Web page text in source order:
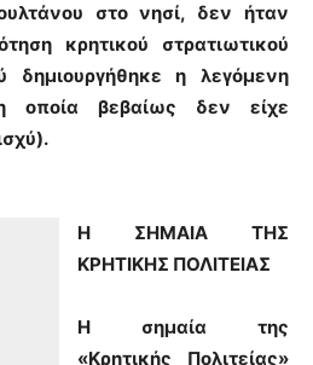
στο νησί, δεν ήταν
κρητικού στρατιωτικού
δημιουργήθηκε η λεγόμενη
οποία βεβαίως δεν είχε
Η ΣΗΜΑΙΑ ΤΗΣ
ΚΡΗΤΙΚΗΣ ΠΟΛΙΤΕΙΑΣ
Η σημαία της
«Κρητικής Πολιτείας»